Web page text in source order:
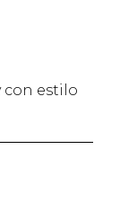
con estilo